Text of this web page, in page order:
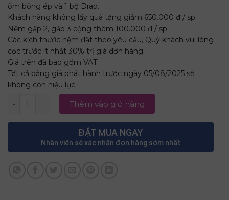
ôm bông ép và 1 bộ Drap.
Khách hàng không lấy quà tặng giảm 650.000 đ / sp.
Nệm gấp 2, gấp 3 cộng thêm 100.000 đ / sp.
Các kích thước nệm đặt theo yêu cầu, Quý khách vui lòng
cọc trước ít nhất 30% trị giá đơn hàng.
Giá trên đã bao gồm VAT.
Tất cả bảng giá phát hành trước ngày 05/08/2025 sẽ
không còn hiệu lực.
Nệm Cao Su Foam Hoạt Tính Cao Cấp 1m2 x 2m x 20cm
Thêm vào giỏ hàng
ĐẶT MUA NGAY
Nhân viên sẽ xác nhận đơn hàng sớm nhất